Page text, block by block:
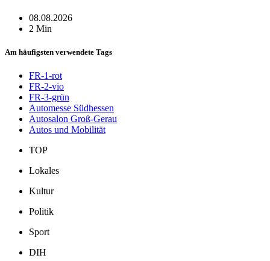
08.08.2026
2 Min
Am häufigsten verwendete Tags
FR-1-rot
FR-2-vio
FR-3-grün
Automesse Südhessen
Autosalon Groß-Gerau
Autos und Mobilität
TOP
Lokales
Kultur
Politik
Sport
DIH